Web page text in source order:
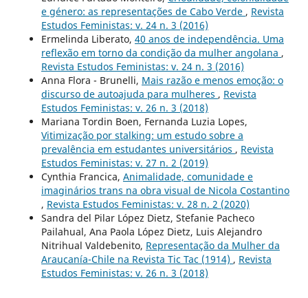
e género: as representações de Cabo Verde , Revista
Estudos Feministas: v. 24 n. 3 (2016)
Ermelinda Liberato, 40 anos de independência. Uma
reflexão em torno da condição da mulher angolana ,
Revista Estudos Feministas: v. 24 n. 3 (2016)
Anna Flora - Brunelli, Mais razão e menos emoção: o
discurso de autoajuda para mulheres , Revista
Estudos Feministas: v. 26 n. 3 (2018)
Mariana Tordin Boen, Fernanda Luzia Lopes,
Vitimização por stalking: um estudo sobre a
prevalência em estudantes universitários , Revista
Estudos Feministas: v. 27 n. 2 (2019)
Cynthia Francica, Animalidade, comunidade e
imaginários trans na obra visual de Nicola Costantino
, Revista Estudos Feministas: v. 28 n. 2 (2020)
Sandra del Pilar López Dietz, Stefanie Pacheco
Pailahual, Ana Paola López Dietz, Luis Alejandro
Nitrihual Valdebenito, Representação da Mulher da
Araucanía-Chile na Revista Tic Tac (1914) , Revista
Estudos Feministas: v. 26 n. 3 (2018)